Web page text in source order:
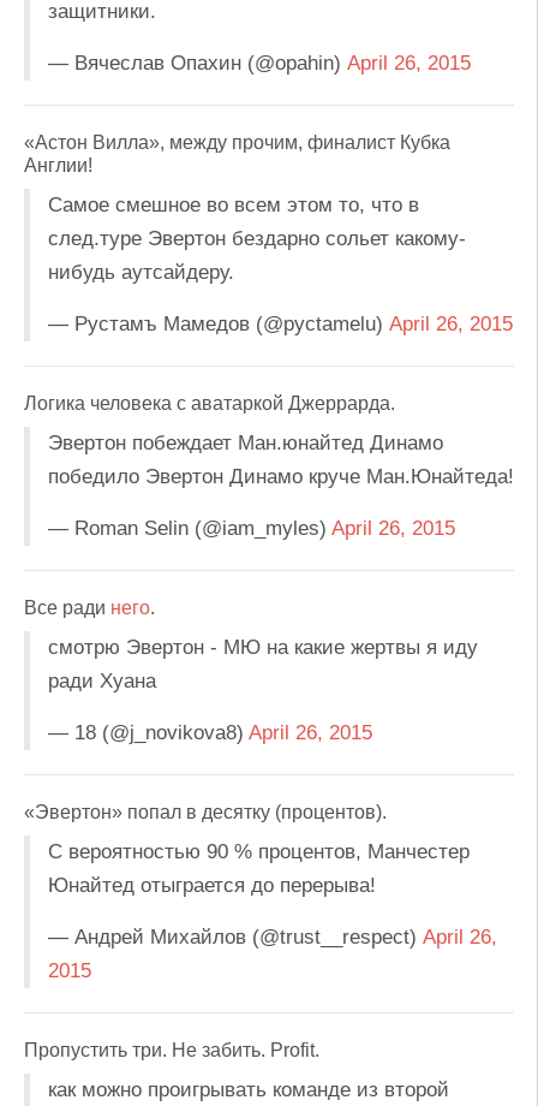
защитники.
— Вячеслав Опахин (@opahin) April 26, 2015
«Астон Вилла», между прочим, финалист Кубка
Англии!
Самое смешное во всем этом то, что в
след.туре Эвертон бездарно сольет какому-
нибудь аутсайдеру.
— Рустамъ Мамедов (@pyctamelu) April 26, 2015
Логика человека с аватаркой Джеррарда.
Эвертон побеждает Ман.юнайтед Динамо
победило Эвертон Динамо круче Ман.Юнайтеда!
— Roman Selin (@iam_myles) April 26, 2015
Все ради него.
смотрю Эвертон - МЮ на какие жертвы я иду
ради Хуана
— 18 (@j_novikova8) April 26, 2015
«Эвертон» попал в десятку (процентов).
С вероятностью 90 % процентов, Манчестер
Юнайтед отыграется до перерыва!
— Андрей Михайлов (@trust__respect) April 26,
2015
Пропустить три. Не забить. Profit.
как можно проигрывать команде из второй